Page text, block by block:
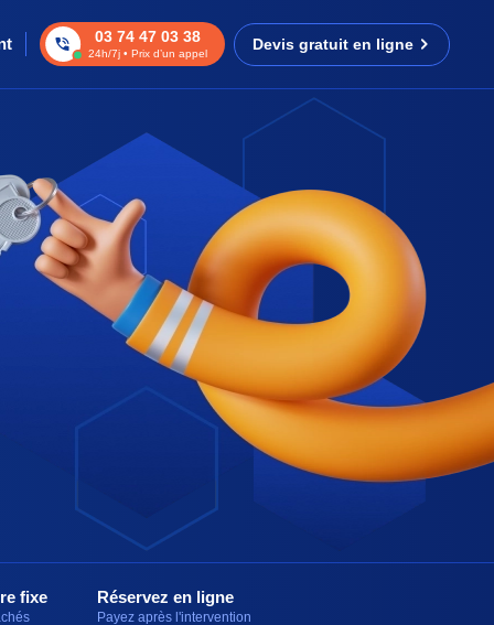
03 74 47 03 38
24h/7j • Prix d’un appel
Devis gratuit en ligne
fixe Réservez en ligne
Payez après l'intervention